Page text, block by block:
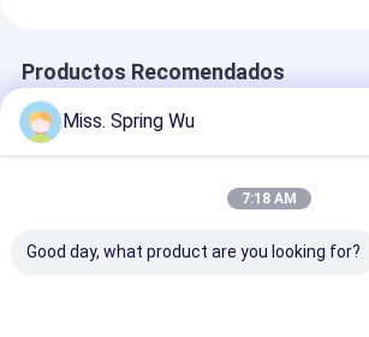
Productos Recomendados
Miss. Spring Wu
7:18 AM
Good day, what product are you looking for?